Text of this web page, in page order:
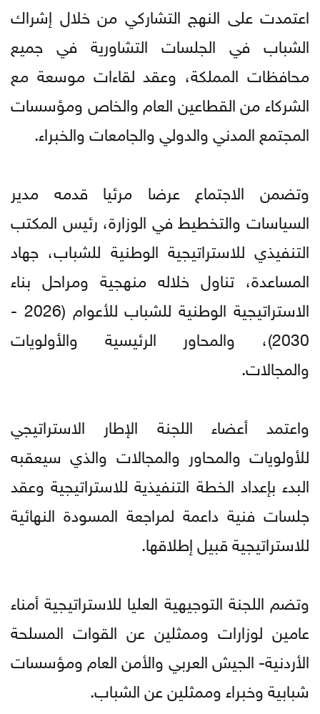
اعتمدت على النهج التشاركي من خلال إشراك
الشباب في الجلسات التشاورية في جميع
محافظات المملكة، وعقد لقاءات موسعة مع
الشركاء من القطاعين العام والخاص ومؤسسات
المجتمع المدني والدولي والجامعات والخبراء.
وتضمن الاجتماع عرضا مرئيا قدمه مدير
السياسات والتخطيط في الوزارة، رئيس المكتب
التنفيذي للاستراتيجية الوطنية للشباب، جهاد
المساعدة، تناول خلاله منهجية ومراحل بناء
الاستراتيجية الوطنية للشباب للأعوام (2026 -
2030)، والمحاور الرئيسية والأولويات
والمجالات.
واعتمد أعضاء اللجنة الإطار الاستراتيجي
للأولويات والمحاور والمجالات والذي سيعقبه
البدء بإعداد الخطة التنفيذية للاستراتيجية وعقد
جلسات فنية داعمة لمراجعة المسودة النهائية
للاستراتيجية قبيل إطلاقها.
وتضم اللجنة التوجيهية العليا للاستراتيجية أمناء
عامين لوزارات وممثلين عن القوات المسلحة
الأردنية- الجيش العربي والأمن العام ومؤسسات
شبابية وخبراء وممثلين عن الشباب.